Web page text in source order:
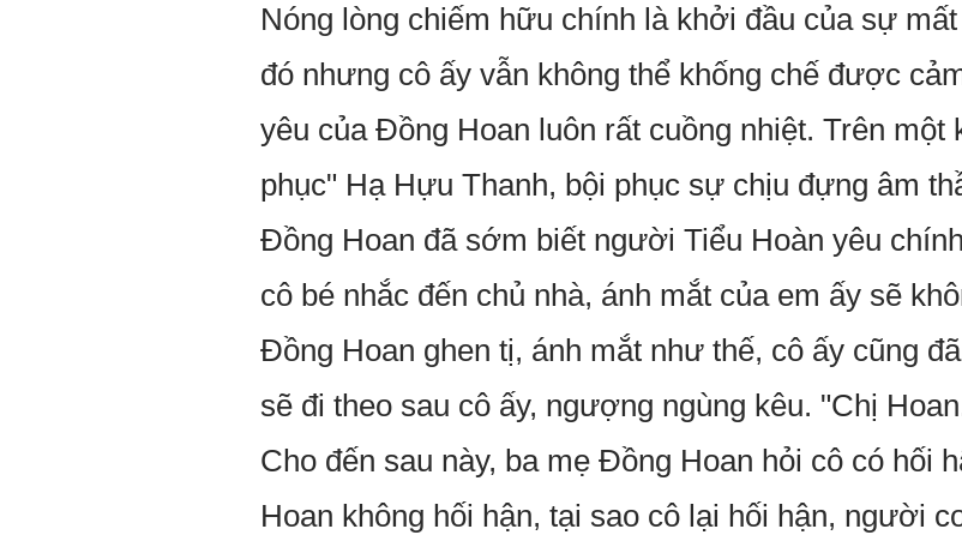
Nóng lòng chiếm hữu chính là khởi đầu của sự
đó nhưng cô ấy vẫn không thể khống chế được
yêu của Đồng Hoan luôn rất cuồng nhiệt. Trên một
phục" Hạ Hựu Thanh, bội phục sự chịu đựng âm
Đồng Hoan đã sớm biết người Tiểu Hoàn yêu
cô bé nhắc đến chủ nhà, ánh mắt của em ấy sẽ
Đồng Hoan ghen tị, ánh mắt như thế, cô ấy cũng
sẽ đi theo sau cô ấy, ngượng ngùng kêu. "Chị
Cho đến sau này, ba mẹ Đồng Hoan hỏi cô có hối
Hoan không hối hận, tại sao cô lại hối hận, người